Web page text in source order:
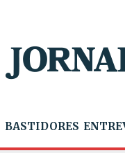
BASTIDORES